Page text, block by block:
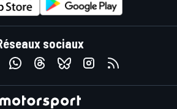
sociaux